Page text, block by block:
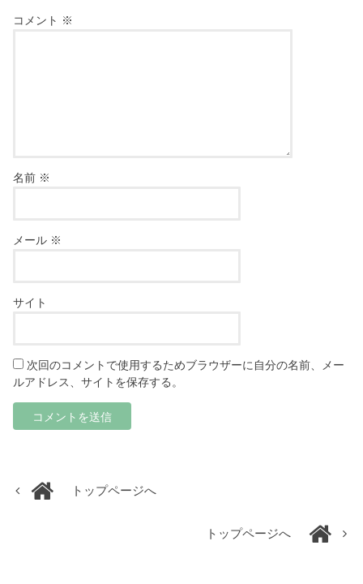
コメント ※
名前 ※
メール ※
サイト
次回のコメントで使用するためブラウザーに自分の名前、メー
ルアドレス、サイトを保存する。
トップページへ
トップページへ